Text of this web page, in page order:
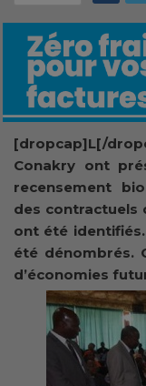
[dropcap]L[/
Conakry ont
recensement
des contractuels
ont été
été dénombrés.
d’économies